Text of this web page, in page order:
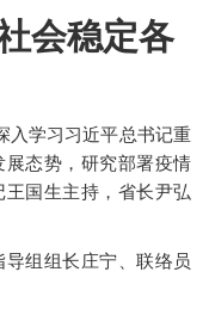
会稳定各
学习习近平总书记重
态势，研究部署疫情
国生主持，省长尹弘
组组长庄宁、联络员